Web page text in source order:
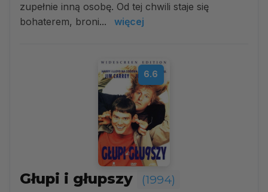
zupełnie inną osobę. Od tej chwili staje się
bohaterem, broni...
więcej
6.6
Głupi i głupszy (1994)